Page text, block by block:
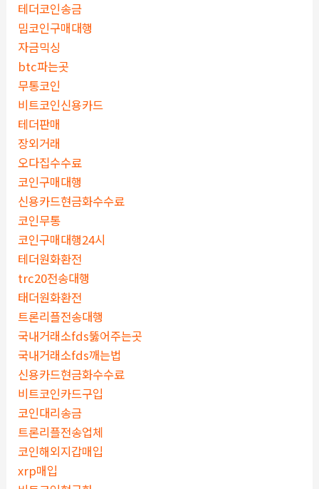
테더코인송금
밈코인구매대행
자금믹싱
btc파는곳
무통코인
비트코인신용카드
테더판매
장외거래
오다집수수료
코인구매대행
신용카드현금화수수료
코인무통
코인구매대행24시
테더원화환전
trc20전송대행
태더원화환전
트론리플전송대행
국내거래소fds뚫어주는곳
국내거래소fds깨는법
신용카드현금화수수료
비트코인카드구입
코인대리송금
트론리플전송업체
코인해외지갑매입
xrp매입